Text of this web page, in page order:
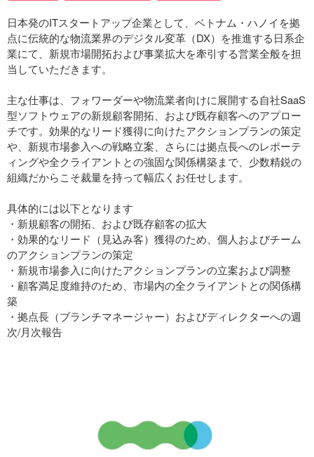
日本発のITスタートアップ企業として、ベトナム・ハノイを拠
点に伝統的な物流業界のデジタル変革（DX）を推進する日系企
業にて、新規市場開拓および事業拡大を牽引する営業全般を担
当していただきます。
主な仕事は、フォワーダーや物流業者向けに展開する自社SaaS
型ソフトウェアの新規顧客開拓、および既存顧客へのアプロー
チです。効果的なリード獲得に向けたアクションプランの策定
や、新規市場参入への戦略立案、さらには拠点長へのレポーテ
ィングや全クライアントとの強固な関係構築まで、少数精鋭の
組織だからこそ裁量を持って幅広くお任せします。
具体的には以下となります
・新規顧客の開拓、および既存顧客の拡大
・効果的なリード（見込み客）獲得のため、個人およびチーム
のアクションプランの策定
・新規市場参入に向けたアクションプランの立案および調整
・顧客満足度維持のため、市場内の全クライアントとの関係構
築
・拠点長（ブランチマネージャー）およびディレクターへの週
次/月次報告